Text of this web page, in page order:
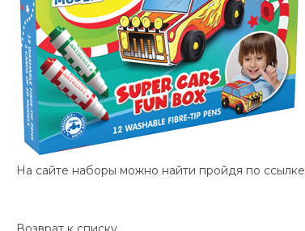
На сайте наборы можно найти пройдя по ссылке